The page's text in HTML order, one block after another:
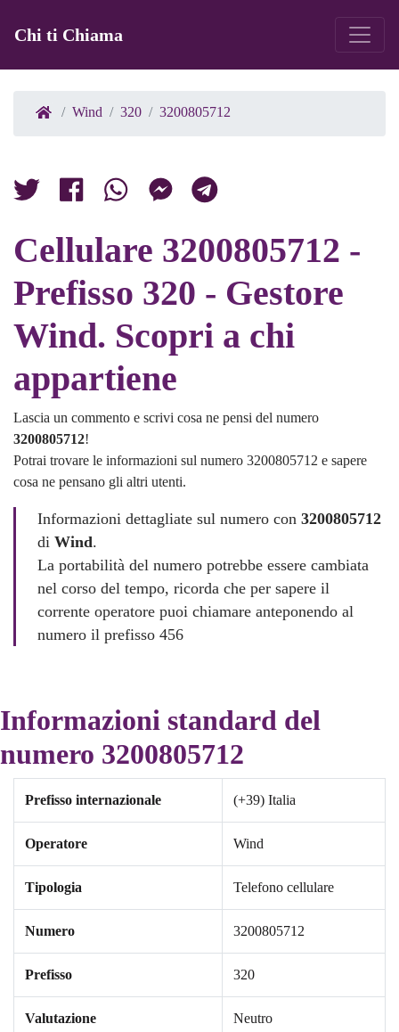
Chi ti Chiama
Wind 320 3200805712
Cellulare 3200805712 -
Prefisso 320 - Gestore
Wind. Scopri a chi
appartiene
Lascia un commento e scrivi cosa ne pensi del numero
3200805712!
Potrai trovare le informazioni sul numero 3200805712 e sapere
cosa ne pensano gli altri utenti.
Informazioni dettagliate sul numero con3200805712
diWind.
La portabilità del numero potrebbe essere cambiata
nel corso del tempo, ricorda che per sapere il
corrente operatore puoi chiamare anteponendo al
numero il prefisso 456
Informazioni standard del
numero 3200805712
Prefisso internazionale (+39) Italia
Operatore Wind
Tipologia Telefono cellulare
Numero 3200805712
Prefisso 320
Valutazione Neutro